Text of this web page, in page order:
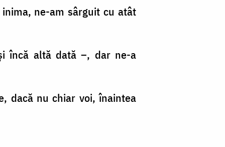
ne-am sârguit cu atât
încă altă dată –, dar ne-a
dacă nu chiar voi, înaintea